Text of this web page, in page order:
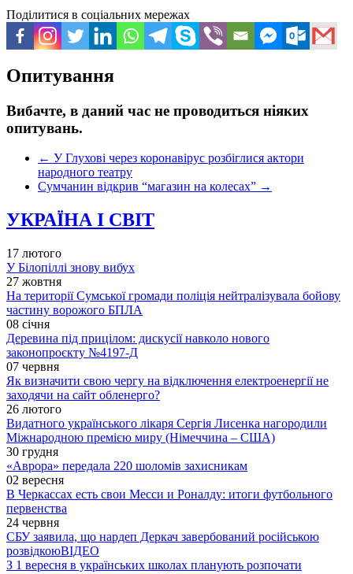
Поділитися в соціальних мережах
Опитування
Вибачте, в даний час не проводиться ніяких
опитувань.
← У Глухові через коронавірус розбіглися актори
народного театру
Сумчанин відкрив “магазин на колесах” →
УКРАЇНА І СВІТ
17 лютого
У Білопіллі знову вибух
27 жовтня
На території Сумської громади поліція нейтралізувала бойову
частину ворожого БПЛА
08 січня
Деревина під прицілом: дискусії навколо нового
законопроєкту №4197-Д
07 червня
Як визначити свою чергу на відключення електроенергії не
заходячи на сайт обленерго?
26 лютого
Видатного українського лікаря Сергія Лисенка нагородили
Міжнародною премією миру (Німеччина – США)
30 грудня
«Аврора» передала 220 шоломів захисникам
02 вересня
В Черкассах есть свои Месси и Роналду: итоги футбольного
первенства
24 червня
СБУ заявила, що нардеп Деркач завербований російською
розвідкоюВІДЕО
З 1 вересня в українських школах планують розпочати